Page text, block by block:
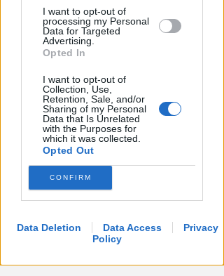
I want to opt-out of
processing my Personal
Data for Targeted
Advertising.
Opted In
I want to opt-out of
Collection, Use,
Retention, Sale, and/or
Sharing of my Personal
Data that Is Unrelated
with the Purposes for
which it was collected.
Opted Out
CONFIRM
Data Deletion Data Access
Privacy
Policy